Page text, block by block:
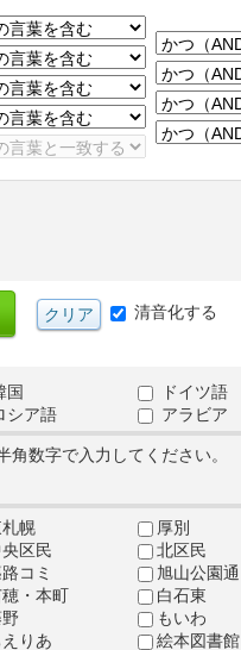
清音化する
国 ドイツ語
シア語
アラビア
数字で入力してください。
幌 厚別
区民 北区民
コミ 旭山公園通
・本町 白石東
もいわ
りあ 絵本図書館